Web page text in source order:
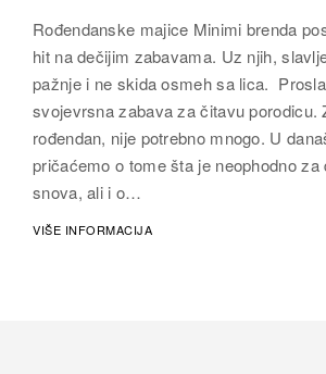
Rođendanske majice Minimi brenda
hit na dečijim zabavama. Uz njih,
pažnje i ne skida osmeh sa lica.
svojevrsna zabava za čitavu porodicu.
rođendan, nije potrebno mnogo. U
pričaćemo o tome šta je neophodno za
snova, ali i o…
VIŠE INFORMACIJA